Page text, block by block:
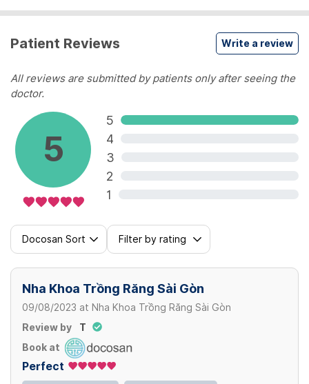
Patient Reviews Write a review
All reviews are submitted by patients only after seeing the
doctor.
5
5
4
3
2
1
Docosan Sort Filter by rating
Nha Khoa Trồng Răng Sài Gòn
09/08/2023 at Nha Khoa Trồng Răng Sài Gòn
Review by
T
Book at
Perfect